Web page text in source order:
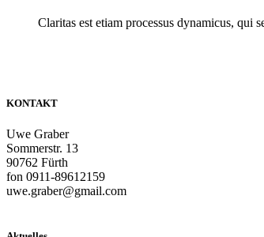
Claritas est etiam processus dynamicus, qui
KONTAKT
Uwe Graber
Sommerstr. 13
90762 Fürth
fon 0911-89612159
uwe.graber@gmail.com